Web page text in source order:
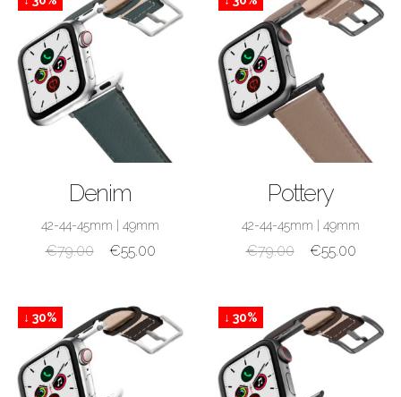
Denim
42-44-45mm 49mm
€79.00 €55.00
Pottery
42-44-45mm 49mm
€79.00 €55.00
↓ 30% ↓ 30%